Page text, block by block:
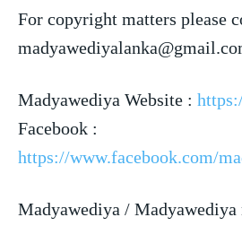
For copyright matters please
Madyawediya Website :
Facebook :
https://www.facebook.com/
Madyawediya / Madyawediya